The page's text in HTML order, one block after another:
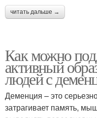
читать дальше →
Как можно
активный
людей с
Деменция – это
затрагивает память,